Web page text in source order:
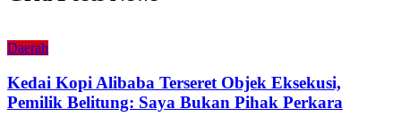
Daerah
Kedai Kopi Alibaba Terseret Objek Eksekusi,
Pemilik Belitung: Saya Bukan Pihak Perkara